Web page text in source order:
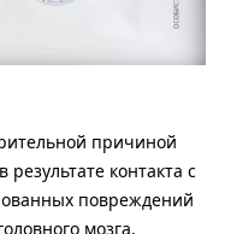
причиной
контакта с
повреждений
мозга,